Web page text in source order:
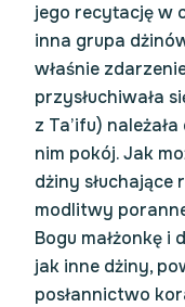
jego recytację w
inna grupa
właśnie
przysłuchiwała
z Ta’ifu)
nim pokój. Jak
dżiny słuchające
modlitwy
Bogu małżonkę i
jak inne dżiny,
posłannictwo